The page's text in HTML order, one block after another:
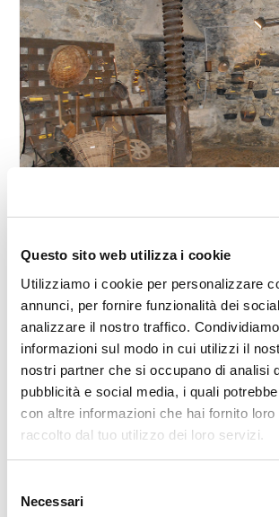
Questo sito web utilizza i cookie
Utilizziamo i cookie per personalizzare
annunci, per fornire funzionalità dei
analizzare il nostro traffico.
informazioni sul modo in cui utilizzi il
nostri partner che si occupano di analisi
pubblicità e social media, i quali
con altre informazioni che hai fornito loro
raccolto dal tuo utilizzo dei loro servizi.
delNecessari
🏘️ Scopri il comune
Morbegno